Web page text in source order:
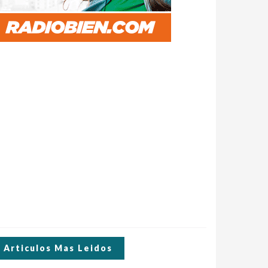
Articulos Mas Leidos